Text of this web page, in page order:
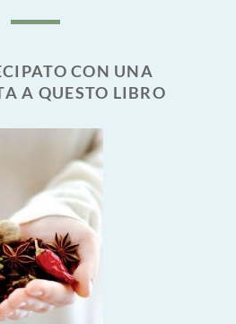
CON UNA
A QUESTO LIBRO